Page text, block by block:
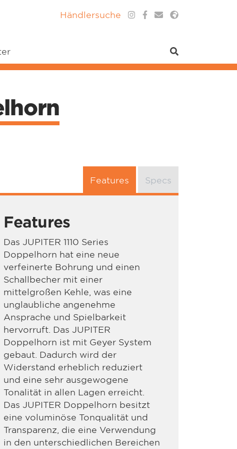
Händlersuche
Features Specs
Features
Das JUPITER 1110 Series
Doppelhorn hat eine neue
verfeinerte Bohrung und einen
Schallbecher mit einer
mittelgroßen Kehle, was eine
unglaubliche angenehme
Ansprache und Spielbarkeit
hervorruft. Das JUPITER
Doppelhorn ist mit Geyer System
gebaut. Dadurch wird der
Widerstand erheblich reduziert
und eine sehr ausgewogene
Tonalität in allen Lagen erreicht.
Das JUPITER Doppelhorn besitzt
eine voluminöse Tonqualität und
Transparenz, die eine Verwendung
in den unterschiedlichen Bereichen